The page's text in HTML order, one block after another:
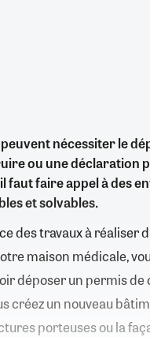
nécessiter le
ou une déclaration
faut faire appel à des
et solvables.
des travaux à réaliser
maison médicale,
déposer un permis
créez un nouveau
porteuses ou la